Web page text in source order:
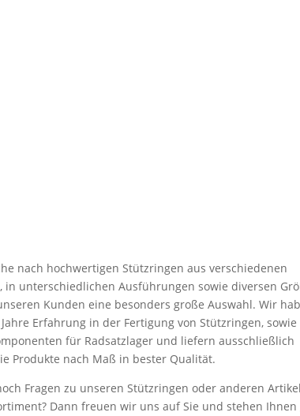
nach hochwertigen Stützringen aus verschiedenen
in unterschiedlichen Ausführungen sowie diversen
Kunden eine besonders große Auswahl. Wir
Erfahrung in der Fertigung von Stützringen, sowie
für Radsatzlager und liefern ausschließlich
Produkte nach Maß in bester Qualität.
Fragen zu unseren Stützringen oder anderen
Dann freuen wir uns auf Sie und stehen Ihnen